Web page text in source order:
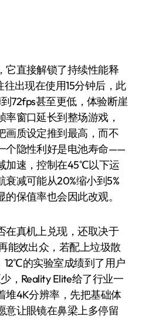
它直接解锁了持续性能释
出现在使用15分钟后，此
72fps甚至更低，体验断崖
窗口延长到整场游戏，
画质设定推到最高，而不
个隐性利好是电池寿命——
加速，控制在45℃以下运
减可能从20%缩小到5%
保值率也会因此改观。
在真机上兑现，还取决于
能效出众，若配上垃圾散
12℃的实验室成绩到了用户
，Reality Elite给了行业一
堆4K分辨率，先把基础体
意让眼镜在鼻梁上多停留